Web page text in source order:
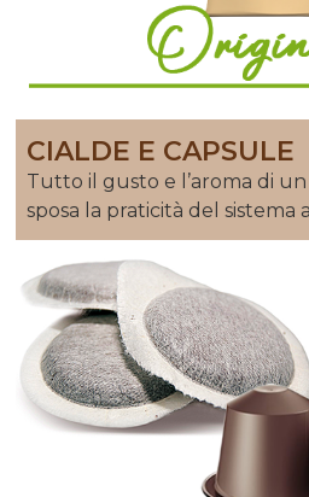
CIALDE E CAPSULE
Tutto il gusto e l’aroma di
sposa la praticità del sistema